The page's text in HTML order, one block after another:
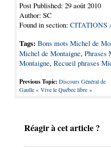
Post Published: 29 août 2010
Author: SC
Found in section: CITATIONS
Tags: Bons mots Michel de
Michel de Montaigne, Phrases
Montaigne, Recueil phrases
Previous Topic: Discours Général de
Gaulle « Vive le Québec libre »
Réagir à cet article ?